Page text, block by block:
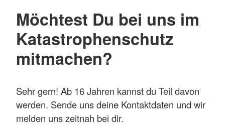
Möchtest Du bei uns im
Katastrophenschutz
mitmachen?
Sehr gern! Ab 16 Jahren kannst du Teil davon
werden. Sende uns deine Kontaktdaten und wir
melden uns zeitnah bei dir.